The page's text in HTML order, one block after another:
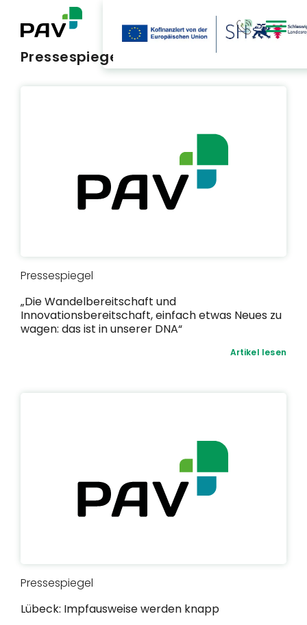
Pressespiegel
Pressespiegel
„Die Wandelbereitschaft und
Innovationsbereitschaft, einfach etwas Neues zu
wagen: das ist in unserer DNA“
Artikel lesen
Pressespiegel
Lübeck: Impfausweise werden knapp